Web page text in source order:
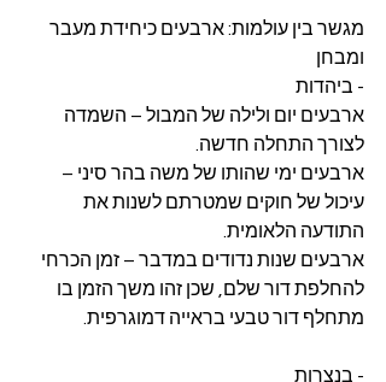
מגשר בין עולמות: ארבעים כיחידת מעבר
ומבחן
- ביהדות
ארבעים יום ולילה של המבול – השמדה
לצורך התחלה חדשה.
ארבעים ימי שהותו של משה בהר סיני –
עיכול של חוקים שמטרתם לשנות את
התודעה הלאומית.
ארבעים שנות נדודים במדבר – זמן הכרחי
להחלפת דור שלם, שכן זהו משך הזמן בו
מתחלף דור טבעי בראייה דמוגרפית.
- בנצרות